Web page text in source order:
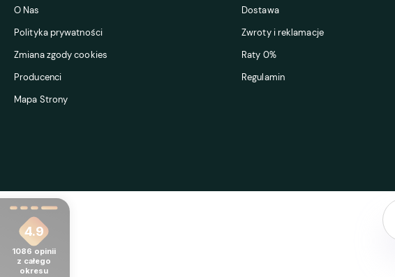
O Nas
Polityka prywatności
Zmiana zgody cookies
Producenci
Mapa Strony
Dostawa
Zwroty i reklamacje
Raty 0%
Regulamin
4.9
1086 opinii
z całego
okresu